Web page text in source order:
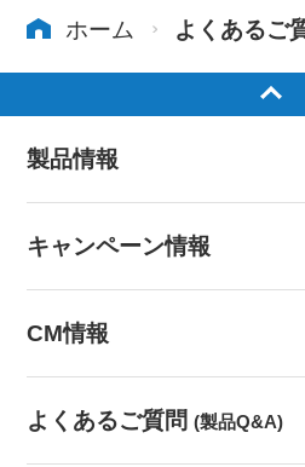
ホーム よくあるご
製品情報
キャンペーン情報
CM情報
よくあるご質問 (製品Q&A)